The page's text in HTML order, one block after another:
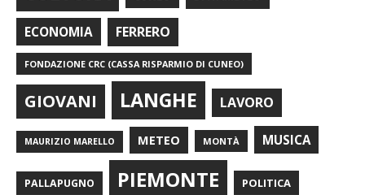
ECONOMIA FERRERO
FONDAZIONE CRC (CASSA RISPARMIO DI CUNEO)
GIOVANI LANGHE LAVORO
MAURIZIO MARELLO METEO MONTÀ MUSICA
PALLAPUGNO PIEMONTE POLITICA